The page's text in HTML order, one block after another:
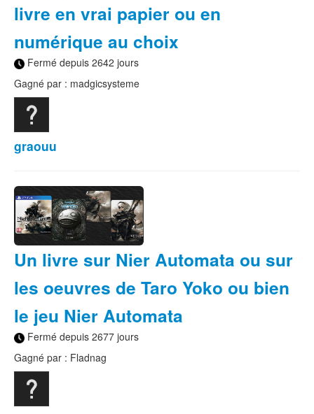
livre en vrai papier ou en
numérique au choix
Fermé depuis 2642 jours
Gagné par : madgicsysteme
graouu
Un livre sur Nier Automata ou sur
les oeuvres de Taro Yoko ou bien
le jeu Nier Automata
Fermé depuis 2677 jours
Gagné par : Fladnag